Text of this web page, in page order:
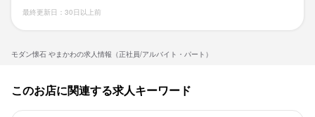
モダン懐石 やまかわの求人情報（正社員/アルバイト・パート）
最終更新日：30日以上前
このお店に関連する求人キーワード